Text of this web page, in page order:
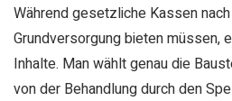
Während gesetzliche Kassen
Grundversorgung bieten müssen,
Inhalte. Man wählt genau die
von der Behandlung durch den